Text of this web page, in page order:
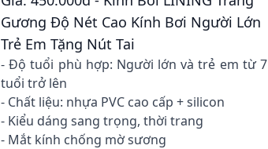
Gương Độ Nét Cao Kính Bơi Người Lớn
Trẻ Em Tặng Nút Tai
- Độ tuổi phù hợp: Người lớn và trẻ em từ 7
tuổi trở lên
- Chất liệu: nhựa PVC cao cấp + silicon
- Kiểu dáng sang trọng, thời trang
- Mắt kính chống mờ sương